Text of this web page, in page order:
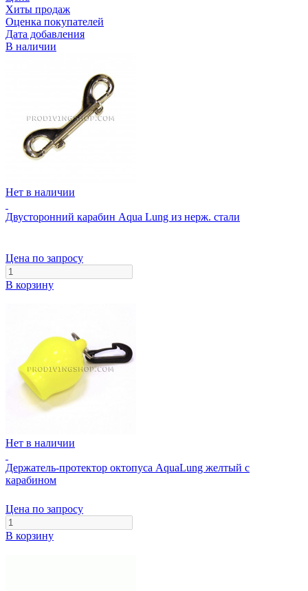
Хиты продаж
Оценка покупателей
Дата добавления
В наличии
Нет в наличии
Двусторонний карабин Aqua Lung из нерж. стали
Цена по запросу
В корзину
Нет в наличии
Держатель-протектор октопуса AquaLung желтый с
карабином
Цена по запросу
В корзину